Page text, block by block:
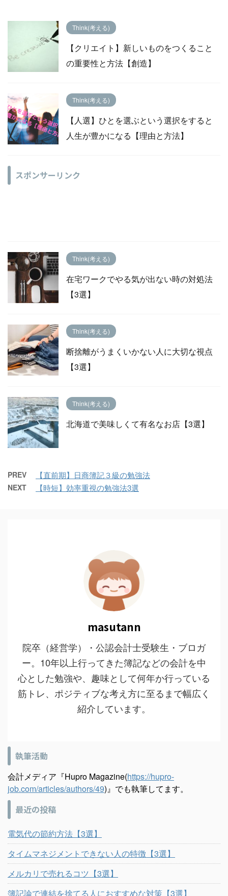
Think(考える)
【クリエイト】新しいものをつくること
の重要性と方法【創造】
Think(考える)
【人選】ひとを選ぶという選択をすると
人生が豊かになる【理由と方法】
スポンサーリンク
Think(考える)
在宅ワークでやる気が出ない時の対処法
【3選】
Think(考える)
断捨離がうまくいかない人に大切な視点
【3選】
Think(考える)
北海道で美味しくて有名なお店【3選】
PREV 【直前期】日商簿記３級の勉強法
NEXT 【時短】効率重視の勉強法3選
masutann
院卒（経営学）・公認会計士受験生・ブロガ
ー。10年以上行ってきた簿記などの会計を中
心とした勉強や、趣味として何年か行っている
筋トレ、ポジティブな考え方に至るまで幅広く
紹介しています。
執筆活動
会計メディア『Hupro Magazine(https://hupro-
job.com/articles/authors/49)』でも執筆してます。
最近の投稿
電気代の節約方法【3選】
タイムマネジメントできない人の特徴【3選】
メルカリで売れるコツ【3選】
簿記論で連結を捨てる人におすすめな対策【3選】